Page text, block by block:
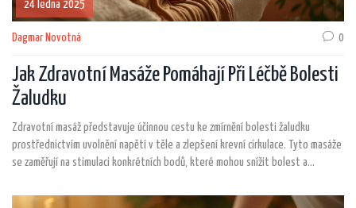
24 ledna 2025
Dagmar Novotná 0
Jak Zdravotní Masáže Pomáhají Při Léčbě Bolesti
Žaludku
Zdravotní masáž představuje účinnou cestu ke zmírnění bolesti žaludku
prostřednictvím uvolnění napětí v těle a zlepšení krevní cirkulace. Tyto masáže
se zaměřují na stimulaci konkrétních bodů, které mohou snížit bolest a
terapeuta nalézt příčinu bolesti. Zároveň je důležité doplnit terapii o